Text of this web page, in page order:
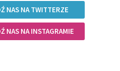
NAS NA TWITTERZE
NAS NA INSTAGRAMIE